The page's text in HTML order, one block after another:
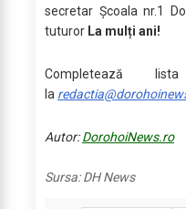
secretar Şcoala nr.1
tuturor La mulți ani!
Completează
la
Autor:DorohoiNews.ro
Sursa:DH News